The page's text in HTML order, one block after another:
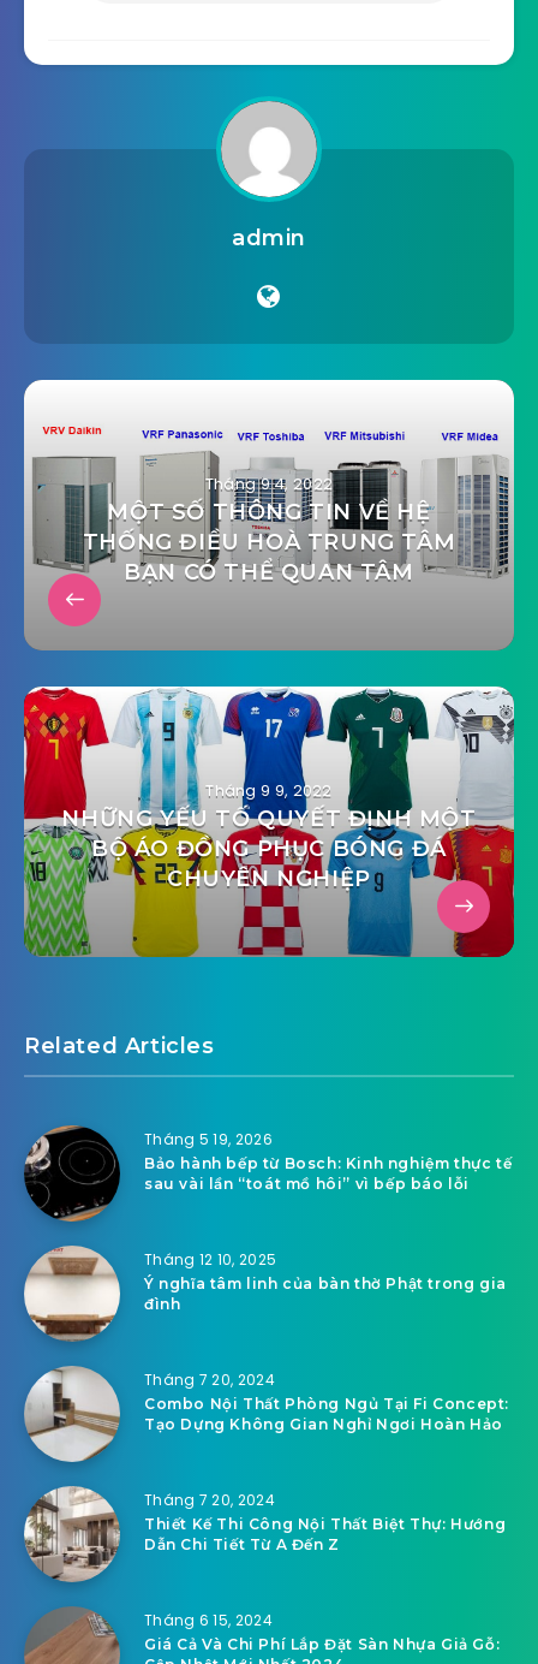
đỡ phải đau đầu trong lựa chọn thương hiệu nội
thất nhập khẩu nữa nhé.
Bạn có thể tham khảo thêm thông tin của các
thương hiệu trên ở các kênh thông tin khác nha.
Chúc bạn sớm chọn được mẫu nội thất phù hợp
với nhu cầu!
Share Article:
admin
Tháng 9 4, 2022
MỘT SỐ THÔNG TIN VỀ HỆ
THỐNG ĐIỀU HOÀ TRUNG TÂM
BẠN CÓ THỂ QUAN TÂM